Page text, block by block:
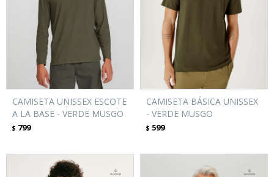
CAMISETA UNISSEX ESCOTE
A LA BASE - VERDE MUSGO
$ 799
CAMISETA BÁSICA UNISSEX
- VERDE MUSGO
$ 599